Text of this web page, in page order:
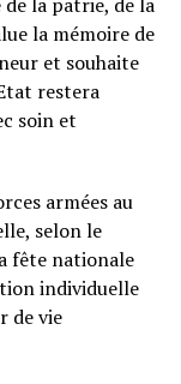
de la patrie, de la
la mémoire de
et souhaite
restera
soin et
armées au
selon le
fête nationale
individuelle
de vie